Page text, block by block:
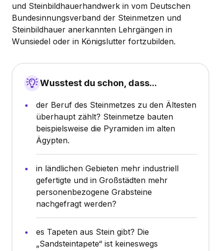
und Steinbildhauerhandwerk in vom Deutschen
Bundesinnungsverband der Steinmetzen und
Steinbildhauer anerkannten Lehrgängen in
Wunsiedel oder in Königslutter fortzubilden.
Wusstest du schon, dass...
der Beruf des Steinmetzes zu den Ältesten
überhaupt zählt? Steinmetze bauten
beispielsweise die Pyramiden im alten
Ägypten.
in ländlichen Gebieten mehr industriell
gefertigte und in Großstädten mehr
personenbezogene Grabsteine
nachgefragt werden?
es Tapeten aus Stein gibt? Die
„Sandsteintapete“ ist keineswegs